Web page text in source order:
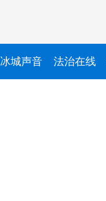
冰城声音 法治在线